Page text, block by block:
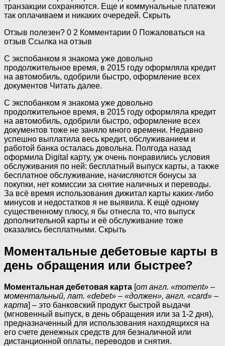
транзакции сохраняются. Еще и коммунальные платежи
так оплачиваем и никаких очередей. Скрыть
Отзыв полезен? 0 2 Комментарии 0 Пожаловаться на
отзыв Ссылка на отзыв
С экспобанком я знакома уже довольно
продолжительное время, в 2015 году оформляла кредит
на автомобиль, одобрили быстро, оформление всех
документов Читать далее.
С экспобанком я знакома уже довольно
продолжительное время, в 2015 году оформляла кредит
на автомобиль, одобрили быстро, оформление всех
документов тоже не заняло много времени. Недавно
успешно выплатила весь кредит, обслуживанием и
работой банка осталась довольна. Полгода назад
оформила Digital карту, уж очень понравились условия
обслуживания по ней: бесплатный выпуск карты, а также
бесплатное обслуживание, начисляются бонусы за
покупки, нет комиссии за снятие наличных и переводы.
За всё время использования дижитал карты каких-либо
минусов и недостатков я не выявила. К ещё одному
существенному плюсу, я бы отнесла то, что выпуск
дополнительной карты и её обслуживание тоже
оказались бесплатными. Скрыть
Моментальные дебетовые карты в
день обращения или быстрее?
Моментальная дебетовая карта [от англ. «moment» –
моментальный, лат. «debet» – «должен», англ. «card» –
карта] – это банковский продукт быстрой выдачи
(мгновенный выпуск, в день обращения или за 1-2 дня),
предназначенный для использования находящихся на
его счете денежных средств для безналичной или
дистанционной оплаты, переводов и снятия.